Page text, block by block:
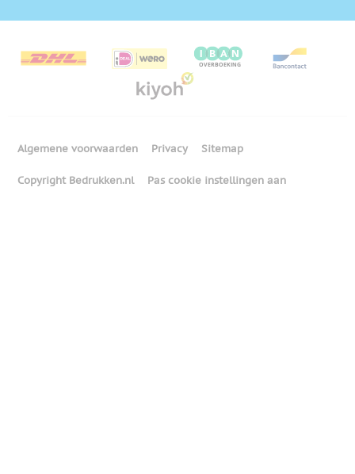
Algemene voorwaarden Privacy Sitemap
Copyright Bedrukken.nl Pas cookie instellingen aan